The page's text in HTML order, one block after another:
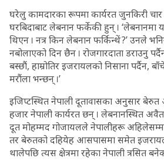
घरेलु कामदारका रूपमा कार्यरत जुनकिरी चार
घरबिदाबाट लेबनान फर्केकी हुन् । ‘लेबनानमा
थिएन । नत्र किन लेबनान फर्किन्थें ?’ उनले
नबोलाएको दिन छैन । रोजगारदाता डराउनु
बस्छौं, हाम्रोतिर इजरायलको निसाना पर्दैन,
मरौंला भन्छन् ।’
इजिप्टस्थित नेपाली दूतावासका अनुसार
हजार नेपाली कार्यरत छन् । लेबनानस्थित
दूत मोहम्मद गोजायलले नेपालीहरू अहिलेसम्म
तर बेरुतको दहियेह आसपासमा समेत
थालेपछि त्यस क्षेत्रमा रहेका नेपाली त्रसित